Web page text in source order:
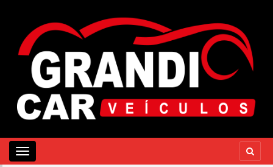
Toggle navigation